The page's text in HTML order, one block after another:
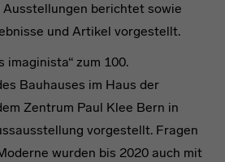
berichtet sowie
und Artikel vorgestellt.
imaginista“ zum 100.
Bauhauses im Haus der
Zentrum Paul Klee Bern in
vorgestellt. Fragen
wurden bis 2020 auch mit